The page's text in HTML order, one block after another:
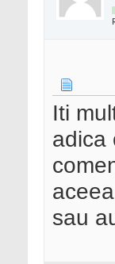
Iti
adica
sau